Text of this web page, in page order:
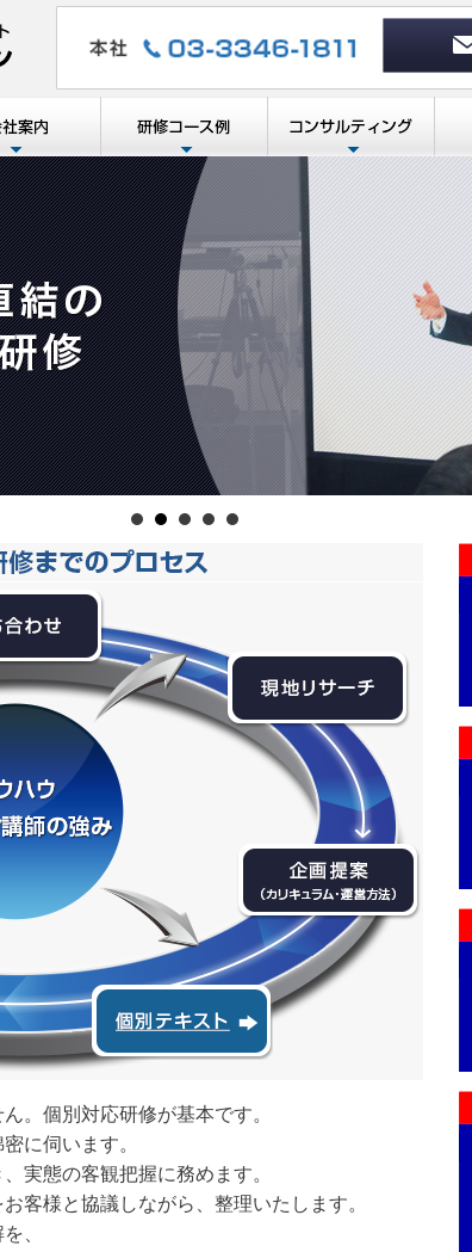
。個別対応研修が基本です。
に伺います。
実態の客観把握に務めます。
客様と協議しながら、整理いたします。
、